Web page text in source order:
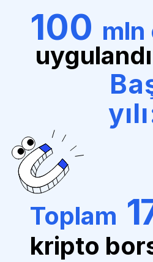
100 mln
uygulandı
Toplam
kripto